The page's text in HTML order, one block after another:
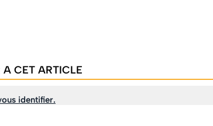
A CET ARTICLE
identifier.